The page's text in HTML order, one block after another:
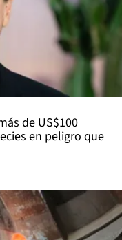
de US$100
en peligro que